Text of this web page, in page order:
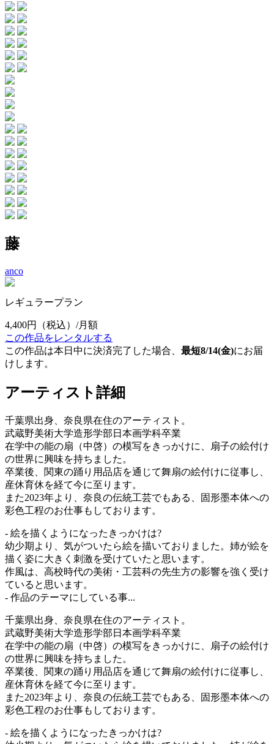
藤
anco
レギュラープラン
4,400円
（税込）/月額
この作品をレンタルする
この作品は本日中に決済完了した場合、 最短8/14(金)にお届
けします。
アーティスト詳細
千葉県出身、奈良県在住のアーティスト。
武蔵野美術大学造形学部日本画学科卒業
在学中の能の扇（中啓）の模写をきっかけに、扇子の絵付け
の世界に興味を持ちました。
卒業後、関東の踊り用品店を通じて舞扇の絵付けに従事し、
産休育休を経て今に至ります。
また2023年より、奈良の伝統工芸でもある、固形墨本体への
彩色工程のお仕事もしております。
- 絵を描くようになったきっかけは?
幼少期より、気がついたら絵を描いておりました。姉が絵を
描く姿に大きく刺激を受けていたと思います。
作風は、高校時代の美術・工芸科の先生方の影響を強く受け
ていると思います。
- 作品のテーマにしている事...
千葉県出身、奈良県在住のアーティスト。
武蔵野美術大学造形学部日本画学科卒業
在学中の能の扇（中啓）の模写をきっかけに、扇子の絵付け
の世界に興味を持ちました。
卒業後、関東の踊り用品店を通じて舞扇の絵付けに従事し、
産休育休を経て今に至ります。
また2023年より、奈良の伝統工芸でもある、固形墨本体への
彩色工程のお仕事もしております。
- 絵を描くようになったきっかけは?